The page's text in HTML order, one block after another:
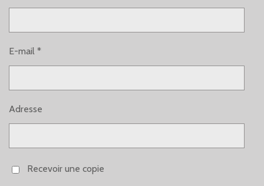
E-mail *
Adresse
Recevoir une copie